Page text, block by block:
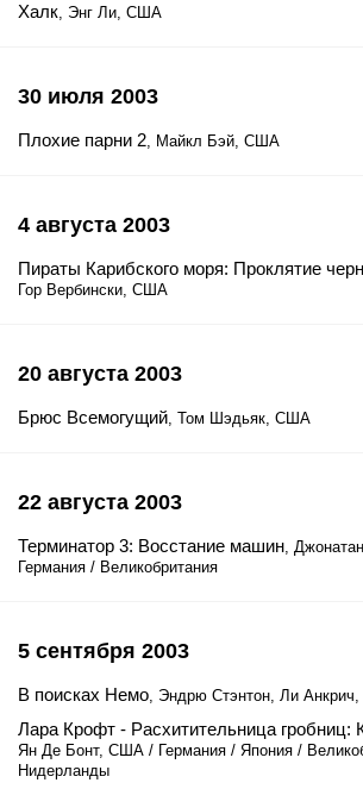
Халк, Энг Ли, США
30 июля 2003
Плохие парни 2, Майкл Бэй, США
4 августа 2003
Пираты Карибского моря: Проклятие
Гор Вербински, США
20 августа 2003
Брюс Всемогущий, Том Шэдьяк, США
22 августа 2003
Терминатор 3: Восстание машин,
Германия / Великобритания
5 сентября 2003
В поисках Немо, Эндрю Стэнтон, Ли
Лара Крофт - Расхитительница гробниц:
Ян Де Бонт, США / Германия / Япония /
Нидерланды